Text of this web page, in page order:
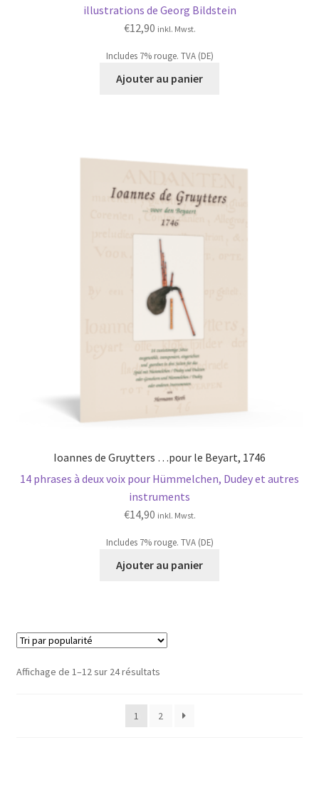
illustrations de Georg Bildstein
€12,90 inkl. Mwst.
Includes 7% rouge. TVA (DE)
Ajouter au panier
Ioannes de Gruytters …pour le Beyart, 1746
14 phrases à deux voix pour Hümmelchen, Dudey et autres
instruments
€14,90 inkl. Mwst.
Includes 7% rouge. TVA (DE)
Ajouter au panier
Affichage de 1–12 sur 24 résultatsTrié
1
2